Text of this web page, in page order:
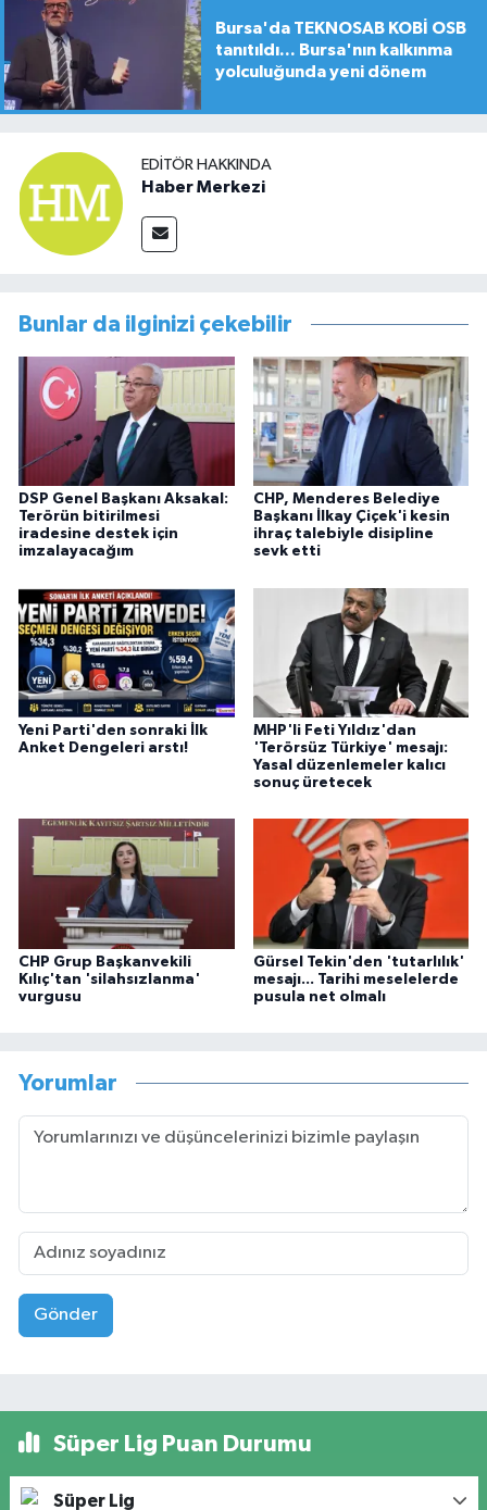
Bursa'da TEKNOSAB KOBİ OSB
tanıtıldı... Bursa'nın kalkınma
yolculuğunda yeni dönem
EDITÖR HAKKINDA
Haber Merkezi
Bunlar da ilginizi çekebilir
DSP Genel Başkanı Aksakal:
Terörün bitirilmesi
iradesine destek için
imzalayacağım
CHP, Menderes Belediye
Başkanı İlkay Çiçek'i kesin
ihraç talebiyle disipline
sevk etti
Yeni Parti'den sonraki İlk
Anket Dengeleri arstı!
MHP'li Feti Yıldız'dan
'Terörsüz Türkiye' mesajı:
Yasal düzenlemeler kalıcı
sonuç üretecek
CHP Grup Başkanvekili
Kılıç'tan 'silahsızlanma'
vurgusu
Gürsel Tekin'den 'tutarlılık'
mesajı... Tarihi meselelerde
pusula net olmalı
Yorumlar
Gönder
Süper Lig Puan Durumu
Süper Lig